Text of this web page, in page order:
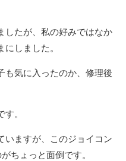
したが、私の好みではなか
しました。
も気に入ったのか、修理後
。
いますが、このジョイコン
ちょっと面倒です。